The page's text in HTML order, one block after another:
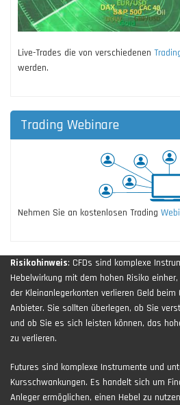
Live-Trades die von verschiedenen
werden.
Trading Webinare
Nehmen Sie an kostenlosen Trading
Risikohinweis: CFDs sind komplexe
Hebelwirkung mit dem hohen Risiko
der Kleinanlegerkonten verlieren Geld beim
Anbieter. Sie sollten überlegen, ob Sie
und ob Sie es sich leisten können, das
zu verlieren.
Futures sind komplexe Instrumente und
Kursschwankungen. Es handelt sich um
Anleger ermöglichen, einen Hebel zu